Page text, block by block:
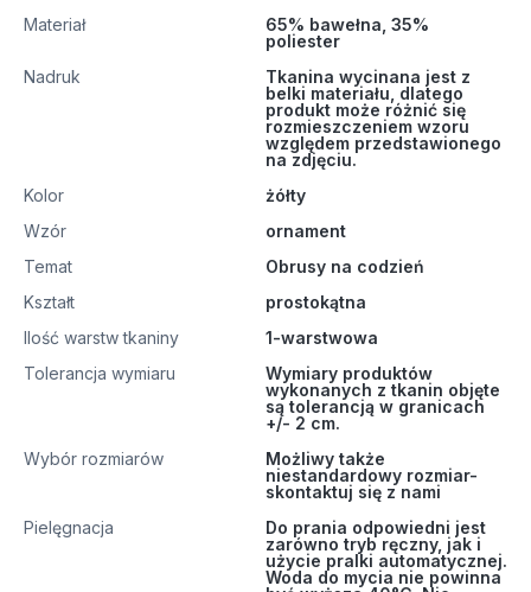
Materiał
65% bawełna, 35%
poliester
Nadruk
Tkanina wycinana jest z
belki materiału, dlatego
produkt może różnić się
rozmieszczeniem wzoru
względem przedstawionego
na zdjęciu.
Kolor
żółty
Wzór
ornament
Temat
Obrusy na codzień
Kształt
prostokątna
Ilość warstw tkaniny
1-warstwowa
Tolerancja wymiaru
Wymiary produktów
wykonanych z tkanin objęte
są tolerancją w granicach
+/- 2 cm.
Wybór rozmiarów
Możliwy także
niestandardowy rozmiar-
skontaktuj się z nami
Pielęgnacja
Do prania odpowiedni jest
zarówno tryb ręczny, jak i
użycie pralki automatycznej.
Woda do mycia nie powinna